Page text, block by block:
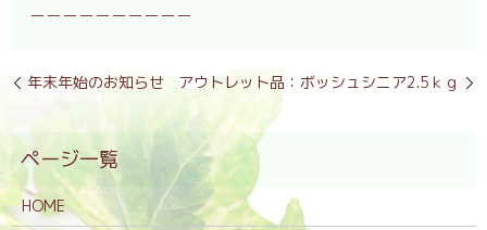
年末年始のお知らせ アウトレット品：ボッシュシニア2.5ｋｇ
HOME